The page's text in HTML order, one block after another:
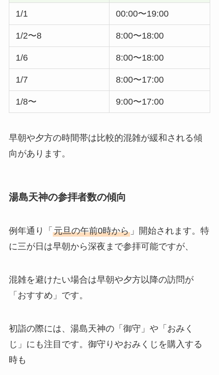
1/1 00:00〜19:00
1/2〜8 8:00〜18:00
1/6 8:00〜18:00
1/7 8:00〜17:00
1/8〜 9:00〜17:00
早朝や夕方の時間帯は比較的混雑が緩和される傾
向があります。
湯島天神の参拝者数の傾向
例年通り「 元旦の午前0時から」開始されます。特
に三が日は早朝から深夜まで参拝可能ですが、
混雑を避けたい場合は早朝や夕方以降の訪問が
「おすすめ」です。
初詣の際には、湯島天神の「御守」や「おみく
じ」にも注目です。御守りやおみくじを購入する
時も